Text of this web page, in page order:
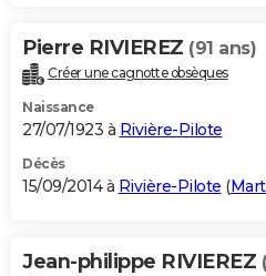
Pierre RIVIEREZ (91 ans)
Créer une cagnotte obsèques
Naissance
27/07/1923 à Rivière-Pilote
Décès
15/09/2014 à Rivière-Pilote (
Jean-philippe RIVIEREZ